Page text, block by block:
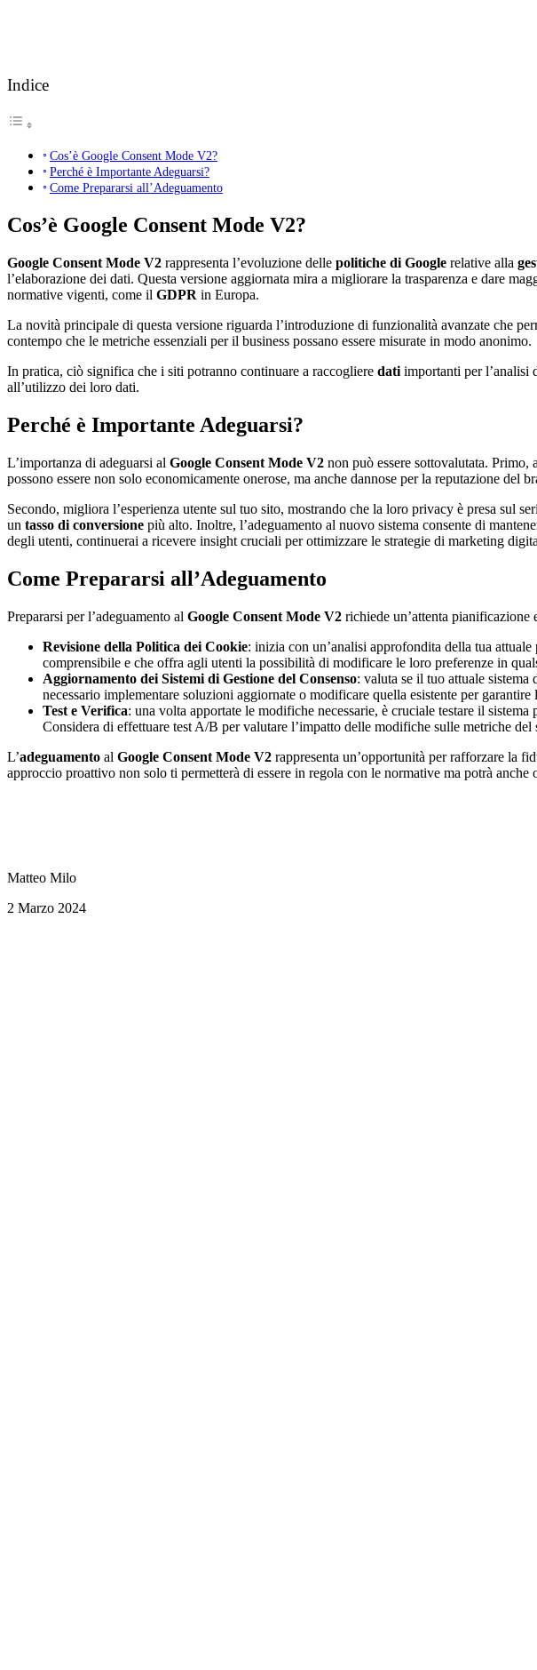
Indice
Cos’è Google Consent Mode V2?
Perché è Importante Adeguarsi?
Come Prepararsi all’Adeguamento
Cos’è Google Consent Mode V2?
Google Consent Mode V2 rappresenta l’evoluzione delle politiche di Google relative alla
l’elaborazione dei dati. Questa versione aggiornata mira a migliorare la trasparenza e dare
normative vigenti, come il GDPR in Europa.
La novità principale di questa versione riguarda l’introduzione di funzionalità avanzate che
contempo che le metriche essenziali per il business possano essere misurate in modo anonimo.
In pratica, ciò significa che i siti potranno continuare a raccogliere dati importanti per l’analisi
all’utilizzo dei loro dati.
Perché è Importante Adeguarsi?
L’importanza di adeguarsi al Google Consent Mode V2 non può essere sottovalutata.
possono essere non solo economicamente onerose, ma anche dannose per la reputazione del
Secondo, migliora l’esperienza utente sul tuo sito, mostrando che la loro privacy è presa sul
un tasso di conversione più alto. Inoltre, l’adeguamento al nuovo sistema consente di
degli utenti, continuerai a ricevere insight cruciali per ottimizzare le strategie di marketing
Come Prepararsi all’Adeguamento
Prepararsi per l’adeguamento al Google Consent Mode V2 richiede un’attenta pianificazione
Revisione della Politica dei Cookie: inizia con un’analisi approfondita della tua
comprensibile e che offra agli utenti la possibilità di modificare le loro preferenze in
Aggiornamento dei Sistemi di Gestione del Consenso: valuta se il tuo attuale
necessario implementare soluzioni aggiornate o modificare quella esistente per
Test e Verifica: una volta apportate le modifiche necessarie, è cruciale testare il
Considera di effettuare test A/B per valutare l’impatto delle modifiche sulle metriche del
L’adeguamento al Google Consent Mode V2 rappresenta un’opportunità per rafforzare la
approccio proattivo non solo ti permetterà di essere in regola con le normative ma potrà
Matteo Milo
2 Marzo 2024